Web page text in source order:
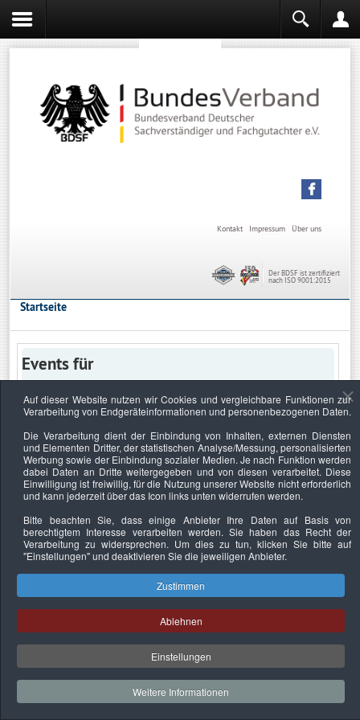
Über uns
Impressum
Kontakt
Der BDSF ist zertifiziert
nach ISO 9001:2015
Startseite
Events für
Keine Termine
Datenschutzerklärung Urheberrechtsnachweise Nachhaltigkeit
Copyright © 2026. Bundesverband Deutscher
Sachverständiger und Fachgutachter e.V..
Auf dieser Website nutzen wir Cookies und vergleichbare Funktionen zur
Verarbeitung von Endgeräteinformationen und personenbezogenen Daten.
Die Verarbeitung dient der Einbindung von Inhalten, externen Diensten
und Elementen Dritter, der statistischen Analyse/Messung, personalisierten
Werbung sowie der Einbindung sozialer Medien. Je nach Funktion werden
dabei Daten an Dritte weitergegeben und von diesen verarbeitet. Diese
Einwilligung ist freiwillig, für die Nutzung unserer Website nicht erforderlich
und kann jederzeit über das Icon links unten widerrufen werden.
Bitte beachten Sie, dass einige Anbieter Ihre Daten auf Basis von
berechtigtem Interesse verarbeiten werden. Sie haben das Recht der
Verarbeitung zu widersprechen. Um dies zu tun, klicken Sie bitte auf
"Einstellungen"und deaktivieren Sie die jeweiligen Anbieter.
Zustimmen
Ablehnen
Einstellungen
Weitere Informationen